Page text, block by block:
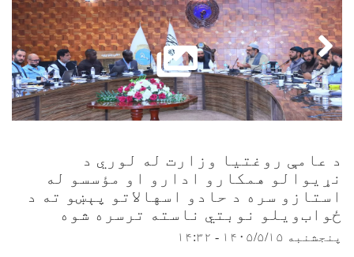
د عامې روغتيا وزارت له لوري د
نړيوالو همکارو ادارو او مؤسسو له
استازو سره د حادو اسهالاتو پېښو ته د
ځواب‌ویلو نوبتي ناسته ترسره شوه
پنجشنبه ۱۴۰۵/۵/۱۵ - ۱۴:۳۲